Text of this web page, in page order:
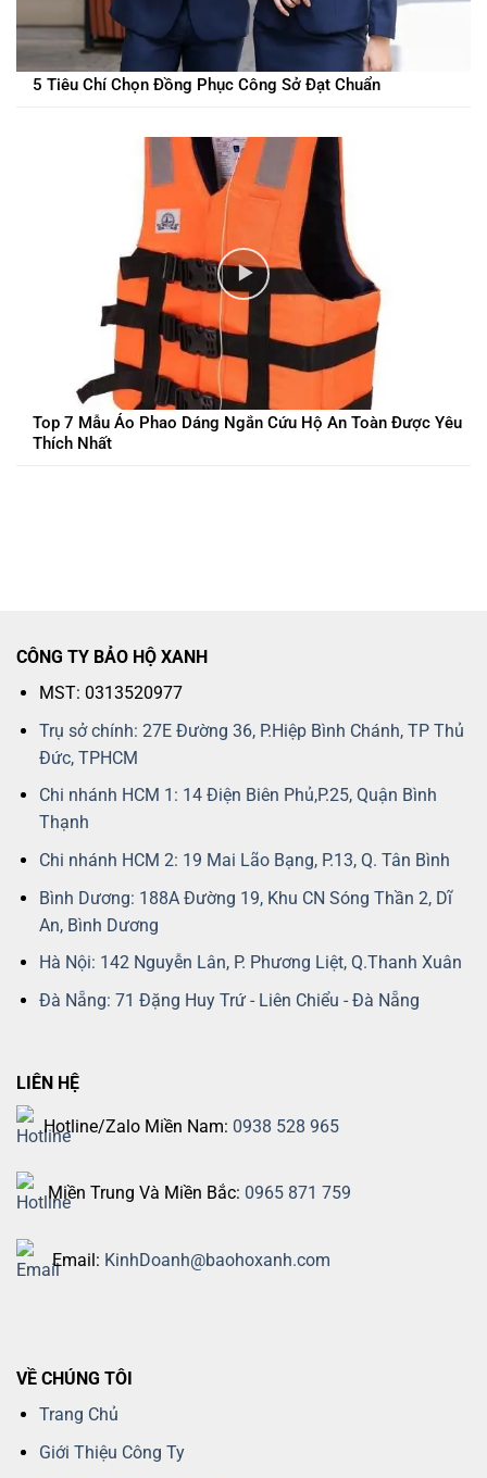
5 Tiêu Chí Chọn Đồng Phục Công Sở Đạt Chuẩn
Top 7 Mẫu Áo Phao Dáng Ngắn Cứu Hộ An Toàn Được Yêu
Thích Nhất
CÔNG TY BẢO HỘ XANH
MST: 0313520977
Trụ sở chính: 27E Đường 36, P.Hiệp Bình Chánh, TP Thủ
Đức, TPHCM
Chi nhánh HCM 1: 14 Điện Biên Phủ,P.25, Quận Bình
Thạnh
Chi nhánh HCM 2: 19 Mai Lão Bạng, P.13, Q. Tân Bình
Bình Dương: 188A Đường 19, Khu CN Sóng Thần 2, Dĩ
An, Bình Dương
Hà Nội: 142 Nguyễn Lân, P. Phương Liệt, Q.Thanh Xuân
Đà Nẵng: 71 Đặng Huy Trứ - Liên Chiểu - Đà Nẵng
LIÊN HỆ
Hotline/Zalo Miền Nam: 0938 528 965
Miền Trung Và Miền Bắc: 0965 871 759
Email: KinhDoanh@baohoxanh.com
VỀ CHÚNG TÔI
Trang Chủ
Giới Thiệu Công Ty